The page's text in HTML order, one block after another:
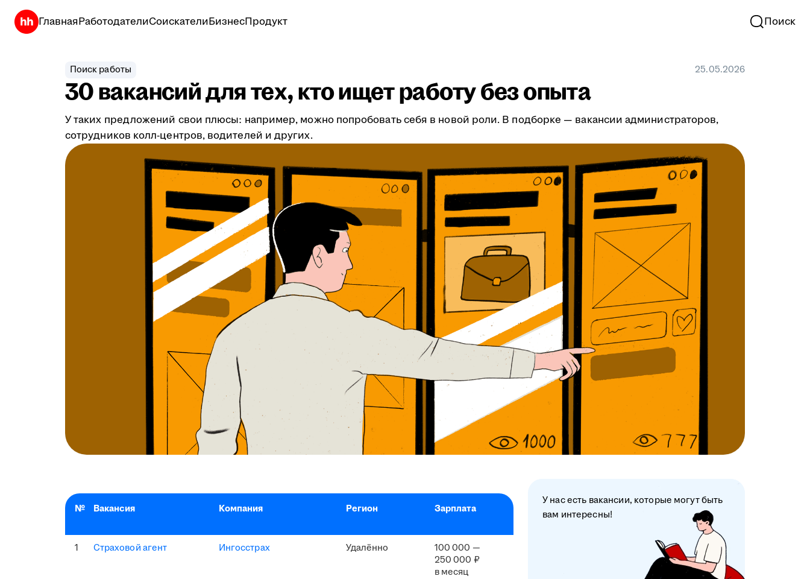
ГлавнаяРаботодателиСоискателиБизнесПродукт Поиск
Поиск работы 25.05.2026
30 вакансий для тех, кто ищет работу без опыта
У таких предложений свои плюсы: например, можно попробовать себя в новой роли. В подборке — вакансии администраторов,
сотрудников колл-центров, водителей и других.
№ Вакансия Компания Регион Зарплата
1 Страховой агент Ингосстрах Удалённо
100 000 —
250 000 ₽
в месяц
У нас есть вакансии, которые могут быть
вам интересны!